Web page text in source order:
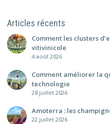
Articles récents
Comment les clusters
vitivinicole
4 août 2026
Comment améliorer la
technologie
28 juillet 2026
Amoterra : les
22 juillet 2026